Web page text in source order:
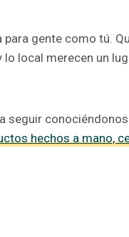
gente como tú.
local merecen un
seguir
hechos a mano,